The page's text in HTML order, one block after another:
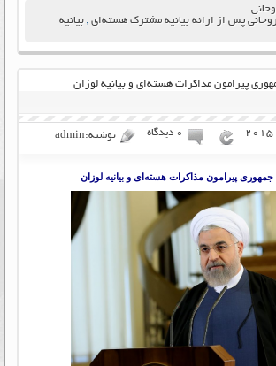
پس از ارائه بیانیه مشترک هسته‌ای ,بیانیه
پیرامون مذاکرات هسته‌ای و بیانیه لوزان
۰ دیدگاه نوشته:admin
پیرامون مذاکرات هسته‌ای و بیانیه لوزان